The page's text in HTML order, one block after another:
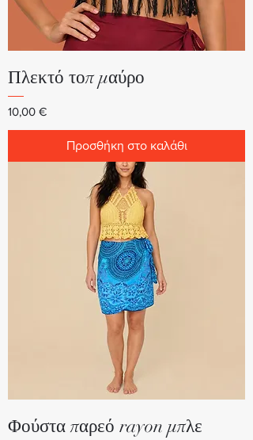
Πλεκτό τοπ μαύρο
Τιμή
10,00 €
Προσθήκη στο καλάθι
Φούστα παρεό rayon μπλε